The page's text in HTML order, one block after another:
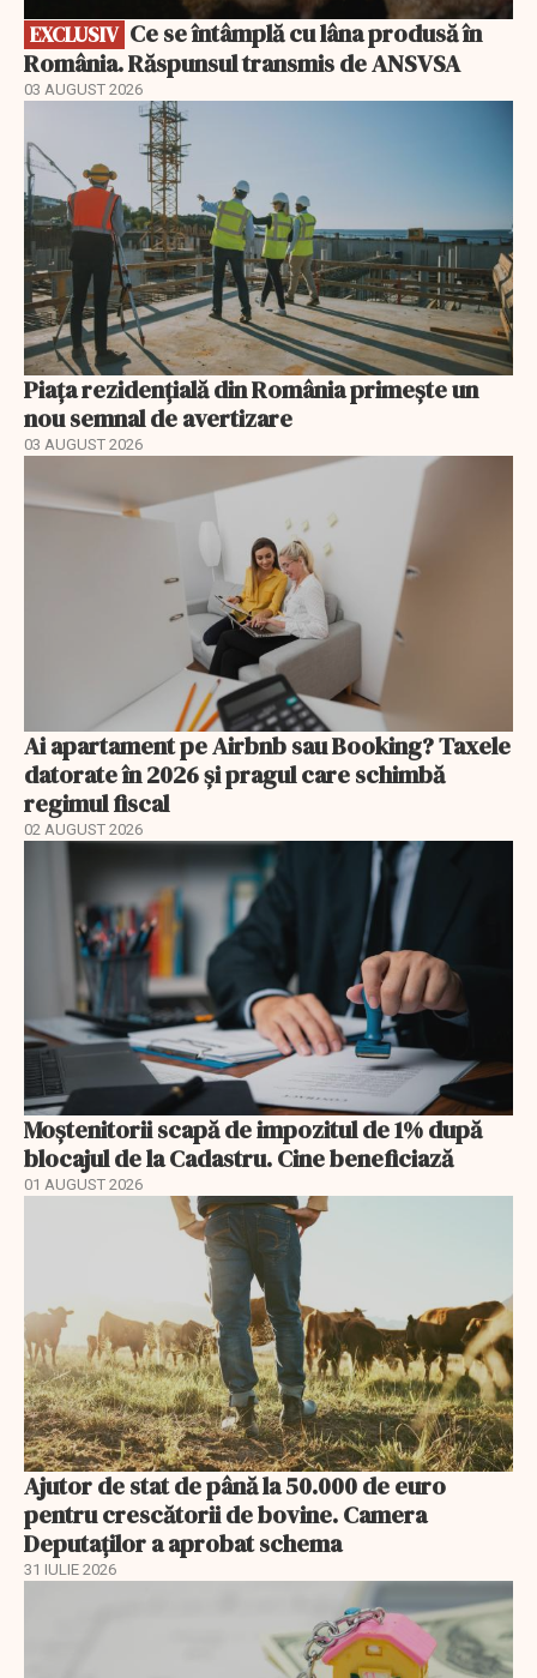
EXCLUSIV
România. Răspunsul transmis de ANSVSA
03 AUGUST 2026
Piața rezidențială din România primește un
nou semnal de avertizare
03 AUGUST 2026
Ai apartament pe Airbnb sau Booking? Taxele
datorate în 2026 și pragul care schimbă
regimul fiscal
02 AUGUST 2026
Moștenitorii scapă de impozitul de 1% după
blocajul de la Cadastru. Cine beneficiază
01 AUGUST 2026
Ajutor de stat de până la 50.000 de euro
pentru crescătorii de bovine. Camera
Deputaților a aprobat schema
31 IULIE 2026